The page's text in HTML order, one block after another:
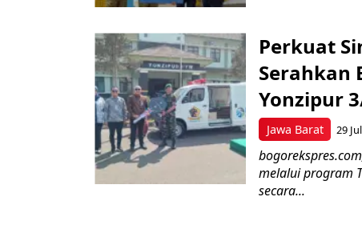
Jawa Barat
Perkuat
Serahkan
Yonzipur
29
melalui program
secara...